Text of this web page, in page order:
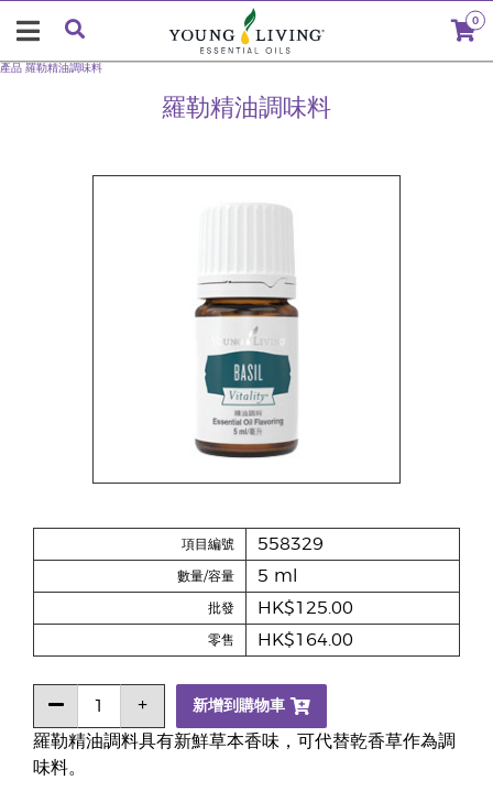
0
羅勒精油調味料
產品 羅勒精油調味料
羅勒精油調料具有新鮮草本香味，可代替乾香草作為調
味料。
項目編號 558329
數量/容量 5 ml
批發 HK$125.00
零售 HK$164.00
新增到購物車